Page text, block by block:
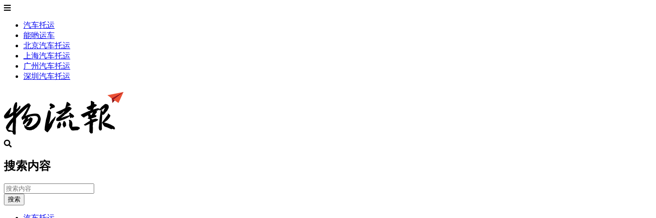
汽车托运
能哟运车
北京汽车托运
上海汽车托运
广州汽车托运
深圳汽车托运
搜索内容
搜索